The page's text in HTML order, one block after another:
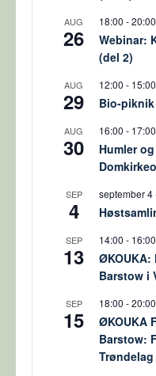
AUG
26
18:00 -20:00
Webinar:
(del 2)
AUG
29
12:00 - 15:00
Bio-
AUG
30
16:00 - 17:00
Humler
SEP
4
september 4
SEP
13
14:00 - 16:00
ØKOUKA:
Barstow i
SEP
15
18:00 -20:00
ØKOUKA
Barstow:
Trøndelag